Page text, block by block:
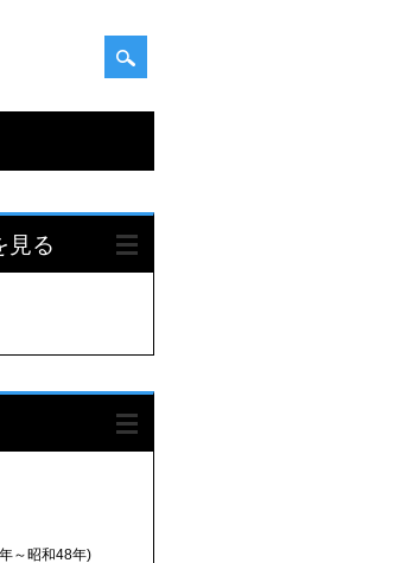
見る
～昭和48年)